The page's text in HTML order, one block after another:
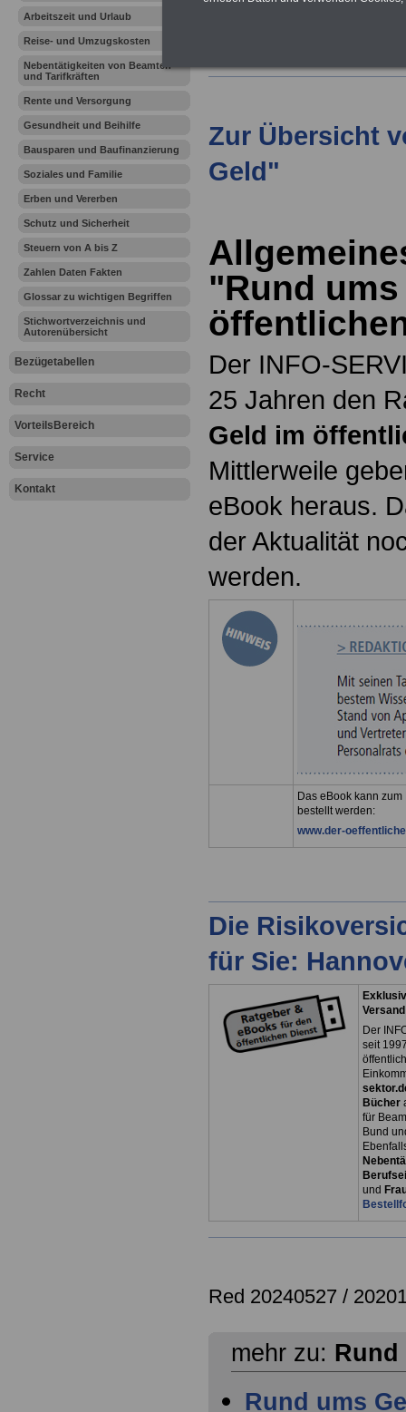
Arbeitszeit und Urlaub
Reise- und Umzugskosten
Nebentätigkeiten von Beamten
und Tarifkräften
Rente und Versorgung
Gesundheit und Beihilfe
Bausparen und Baufinanzierung
Soziales und Familie
Erben und Vererben
Schutz und Sicherheit
Steuern von A bis Z
Zahlen Daten Fakten
Glossar zu wichtigen Begriffen
Stichwortverzeichnis und
Autorenübersicht
Bezügetabellen
Recht
VorteilsBereich
Service
Kontakt
Zur Übersicht
Geld"
"Rund
Der INFO-
25 Jahren den
Geld im
Mittlerweile
eBook heraus.
der Aktualität
werden.
Das eBook kann
bestellt werden:
www.der-
Die
für Sie:
Der
seit
Bücher
für
Bund
und
Red 20240527 /
mehr zu: Rund
Rund ums